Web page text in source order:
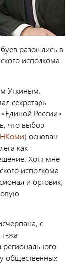
разошлись в
исполкома
Уткиным.
секретарь
«Единой России»
что выбор
основан
как
Хотя мне
исполкома
и орговик,
с
г-жа
регионального
общественных